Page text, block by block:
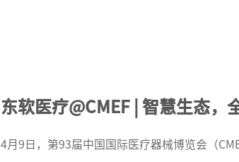
东软医疗@CMEF | 智慧生态，
4月9日，第93届中国国际医疗器械博览会（